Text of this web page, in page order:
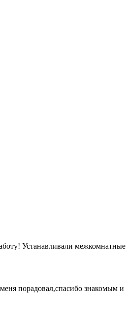
Устанавливали
порадовал,спасибо